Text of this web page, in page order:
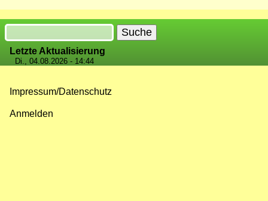
Suche
Letzte Aktualisierung
Di., 04.08.2026 - 14:44
Impressum/Datenschutz
Anmelden